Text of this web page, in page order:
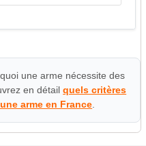
une arme nécessite des
en détailquels critères
arme en France